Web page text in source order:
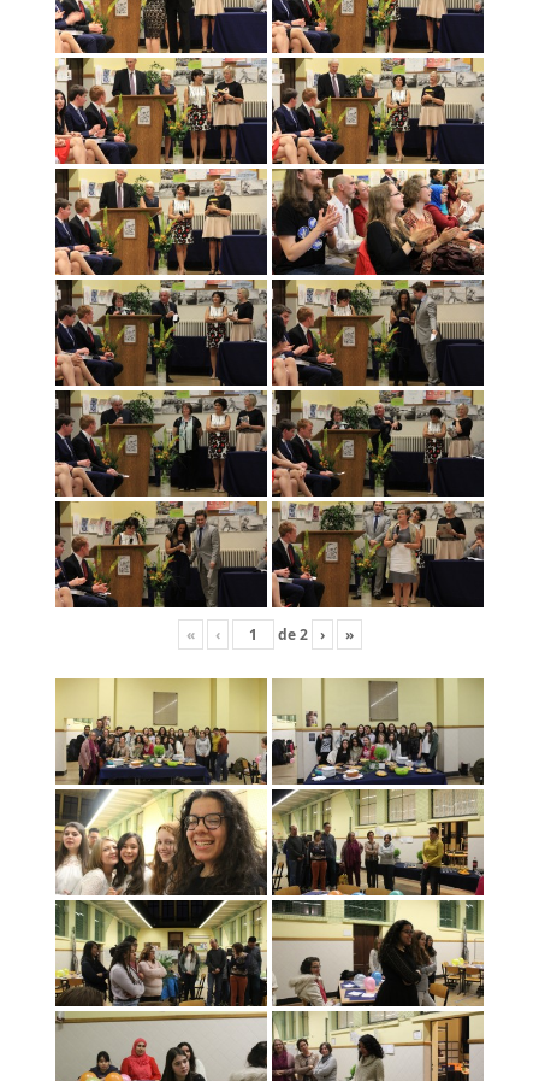
« ‹ de2 › »